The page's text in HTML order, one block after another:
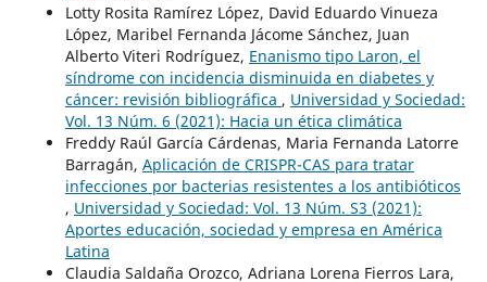
Lotty Rosita Ramírez López, David Eduardo Vinueza
López, Maribel Fernanda Jácome Sánchez, Juan
Alberto Viteri Rodríguez, Enanismo tipo Laron, el
síndrome con incidencia disminuida en diabetes y
cáncer: revisión bibliográfica , Universidad y Sociedad:
Vol. 13 Núm. 6 (2021): Hacia un ética climática
Freddy Raúl García Cárdenas, Maria Fernanda Latorre
Barragán, Aplicación de CRISPR-CAS para tratar
infecciones por bacterias resistentes a los antibióticos
, Universidad y Sociedad: Vol. 13 Núm. S3 (2021):
Aportes educación, sociedad y empresa en América
Latina
Claudia Saldaña Orozco, Adriana Lorena Fierros Lara,